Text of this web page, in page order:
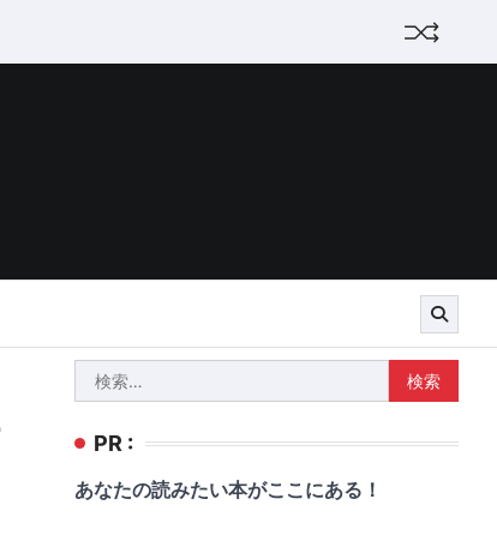
索:
PR :
あなたの読みたい本がここにある！